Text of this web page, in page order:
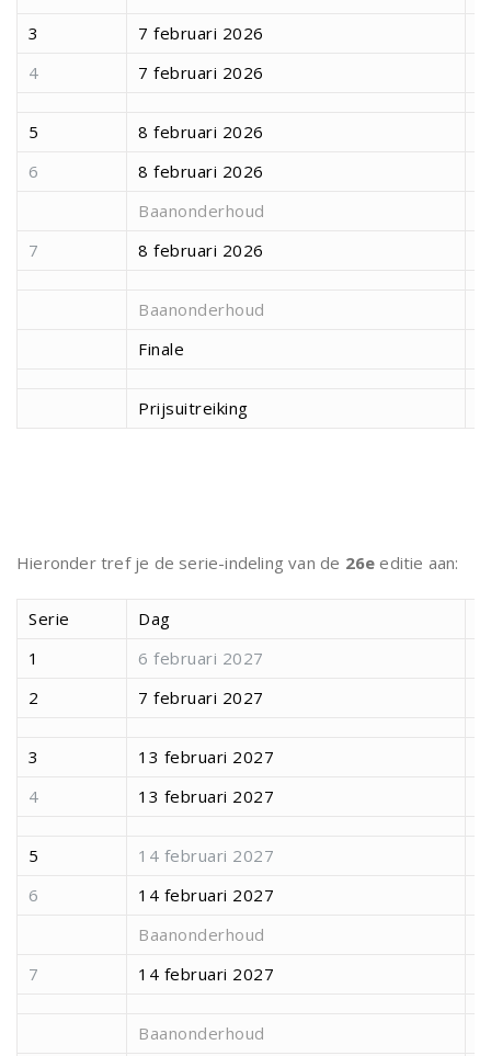
3 7 februari 2026
4
7 februari 2026
5 8 februari 2026
6
8 februari 2026
Baanonderhoud
7
8 februari 2026
Baanonderhoud
Finale
Prijsuitreiking
Hieronder tref je de serie-indeling van de 26e editie aan:
Serie Dag
1
6 februari 2027
2
7 februari 2027
3 13 februari 2027
4
13 februari 2027
5 14 februari 2027
6
14 februari 2027
Baanonderhoud
7
14 februari 2027
Baanonderhoud